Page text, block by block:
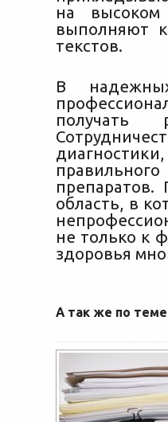
на
выполняют
текстов.
В
получать
область, в
не только к
здоровья
А так же по